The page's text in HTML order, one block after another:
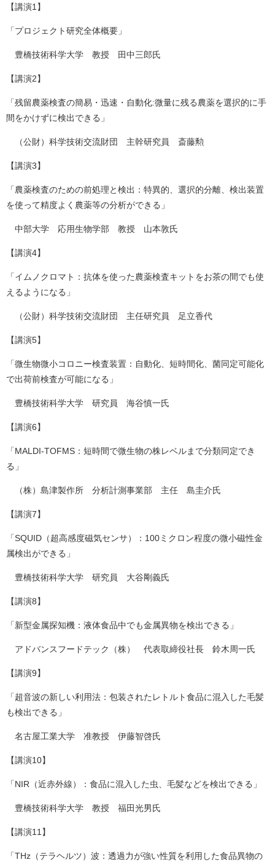
【講演1】
「プロジェクト研究全体概要」
豊橋技術科学大学 教授 田中三郎氏
【講演2】
「残留農薬検査の簡易・迅速・自動化:微量に残る農薬を選択的に手
間をかけずに検出できる」
（公財）科学技術交流財団 主幹研究員 斎藤勲
【講演3】
「農薬検査のための前処理と検出：特異的、選択的分離、検出装置
を使って精度よく農薬等の分析ができる」
中部大学 応用生物学部 教授 山本敦氏
【講演4】
「イムノクロマト：抗体を使った農薬検査キットをお茶の間でも使
えるようになる」
（公財）科学技術交流財団 主任研究員 足立香代
【講演5】
「微生物微小コロニー検査装置：自動化、短時間化、菌同定可能化
で出荷前検査が可能になる」
豊橋技術科学大学 研究員 海谷慎一氏
【講演6】
「MALDI-TOFMS：短時間で微生物の株レベルまで分類同定でき
る」
（株）島津製作所 分析計測事業部 主任 島圭介氏
【講演7】
「SQUID（超高感度磁気センサ）：100ミクロン程度の微小磁性金
属検出ができる」
豊橋技術科学大学 研究員 大谷剛義氏
【講演8】
「新型金属探知機：液体食品中でも金属異物を検出できる」
アドバンスフードテック（株） 代表取締役社長 鈴木周一氏
【講演9】
「超音波の新しい利用法：包装されたレトルト食品に混入した毛髪
も検出できる」
名古屋工業大学 准教授 伊藤智啓氏
【講演10】
「NIR（近赤外線）：食品に混入した虫、毛髪などを検出できる」
豊橋技術科学大学 教授 福田光男氏
【講演11】
「THz（テラヘルツ）波：透過力が強い性質を利用した食品異物の